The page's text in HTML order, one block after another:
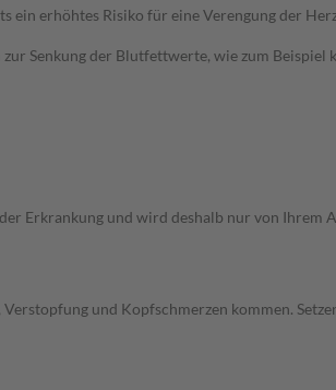
ein erhöhtes Risiko für eine Verengung der
Senkung der Blutfettwerte, wie zum
Erkrankung und wird deshalb nur von
und Kopfschmerzen kommen.